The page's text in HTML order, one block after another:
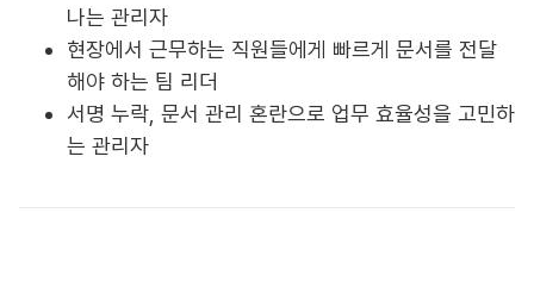
나는 관리자
현장에서 근무하는 직원들에게 빠르게 문서를 전달
해야 하는 팀 리더
서명 누락, 문서 관리 혼란으로 업무 효율성을 고민하
는 관리자